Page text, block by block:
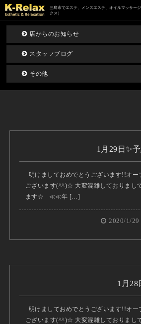
三島市でエステ、メンズエステ、オイルマッサー
クス）
店からのお知らせ
スタッフブログ
その他
1月29日✨
明けましておめでとうございます!!オー
ございます(^^)☆ 大変混雑しておりまし
ます☆ ≪≪年 […]
2020/1/29
1月28
明けましておめでとうございます!!オー
ございます(^^)☆ 大変混雑しておりまし